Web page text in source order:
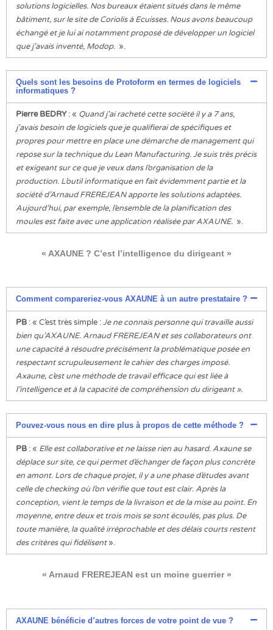
solutions logicielles. Nos bureaux étaient situés dans le même
bâtiment, sur le site de Coriolis à Ecuisses. Nous avons beaucoup
échangé et je lui ai notamment proposé de développer un logiciel
que j’avais inventé, Modop. ».
Quels sont les besoins de Protoform en termes de logiciels
informatiques ?
Pierre BEDRY: « Quand j’ai racheté cette société il y a 7 ans,
j’avais besoin de logiciels que je qualifierai de spécifiques et
propres pour mettre en place une démarche de management qui
repose sur la technique du Lean Manufacturing. Je suis très précis
et exigeant sur ce que je veux dans l’organisation de la
production. L’outil informatique en fait évidemment partie et la
société d’Arnaud FREREJEAN apporte les solutions adaptées.
Aujourd’hui, par exemple, l’ensemble de la planification des
moules est faite avec une application réalisée par AXAUNE. ».
« AXAUNE ? C’est l’intelligence du dirigeant »
Comment compareriez-vous AXAUNE à un autre prestataire ?
PB : « C’est très simple :Je ne connais personne qui travaille aussi
bien qu’AXAUNE. Arnaud FREREJEAN et ses collaborateurs ont
une capacité à résoudre précisément la problématique posée en
respectant scrupuleusement le cahier des charges imposé.
Axaune, c’est une méthode de travail efficace qui est liée à
l’intelligence et à la capacité de compréhension du dirigeant ».
Pouvez-vous nous en dire plus à propos de cette méthode ?
PB : « Elle est collaborative et ne laisse rien au hasard. Axaune se
déplace sur site, ce qui permet d’échanger de façon plus concrète
en amont. Lors de chaque projet, il y a une phase d’études avant
celle de checking où l’on vérifie que tout est clair. Après la
conception, vient le temps de la livraison et de la mise au point. En
moyenne, entre deux et trois mois se sont écoulés, pas plus. De
toute manière, la qualité irréprochable et des délais courts restent
des critères qui fidélisent».
« Arnaud FREREJEAN est un moine guerrier »
AXAUNE bénéficie d’autres forces de votre point de vue ?